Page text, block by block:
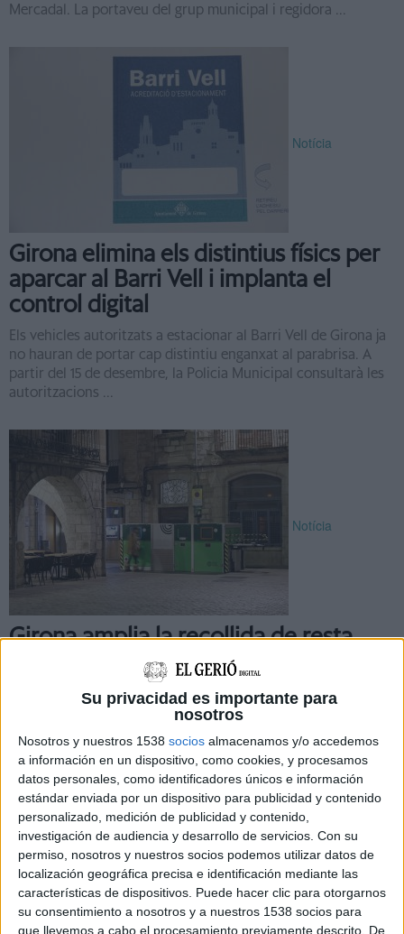
Su privacidad es importante para
nosotros
Nosotros y nuestros 1538 socios almacenamos y/o accedemos
a información en un dispositivo, como cookies, y procesamos
datos personales, como identificadores únicos e información
estándar enviada por un dispositivo para publicidad y contenido
personalizado, medición de publicidad y contenido,
investigación de audiencia y desarrollo de servicios. Con su
permiso, nosotros y nuestros socios podemos utilizar datos de
localización geográfica precisa e identificación mediante las
características de dispositivos. Puede hacer clic para otorgarnos
su consentimiento a nosotros y a nuestros 1538 socios para
que llevemos a cabo el procesamiento previamente descrito. De
Mercadal. La portaveu del grup municipal i regidora ...
Notícia
Girona elimina els distintius físics per
aparcar al Barri Vell i implanta el
control digital
Els vehicles autoritzats a estacionar al Barri Vell de Girona ja
no hauran de portar cap distintiu enganxat al parabrisa. A
partir del 15 de desembre, la Policia Municipal consultarà les
autoritzacions ...
Notícia
Girona amplia la recollida de resta,
envasos i orgànica a quatre dies per
setmana al Barri Vell i el Mercadal
L’Ajuntament de Girona amplia la recollida d’orgànica,
envasos, resta i tèxtil sanitari a quatre dies per setmana al
Barri Vell i al Mercadal. A més, els dilluns, els dimecres ...
Notícia